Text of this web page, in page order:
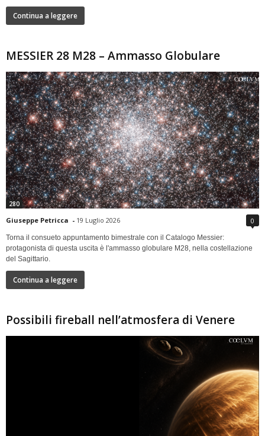
Continua a leggere
MESSIER 28 M28 – Ammasso Globulare
280
Giuseppe Petricca - 19 Luglio 2026 0
Torna il consueto appuntamento bimestrale con il Catalogo Messier:
protagonista di questa uscita è l'ammasso globulare M28, nella costellazione
del Sagittario.
Continua a leggere
Possibili fireball nell’atmosfera di Venere